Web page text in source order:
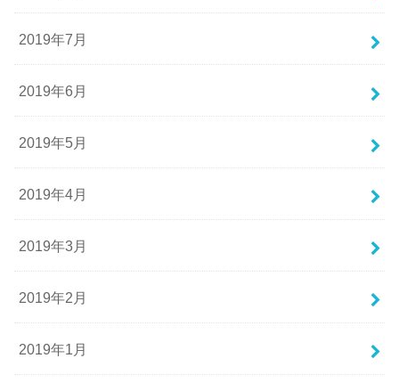
2019年7月
2019年6月
2019年5月
2019年4月
2019年3月
2019年2月
2019年1月